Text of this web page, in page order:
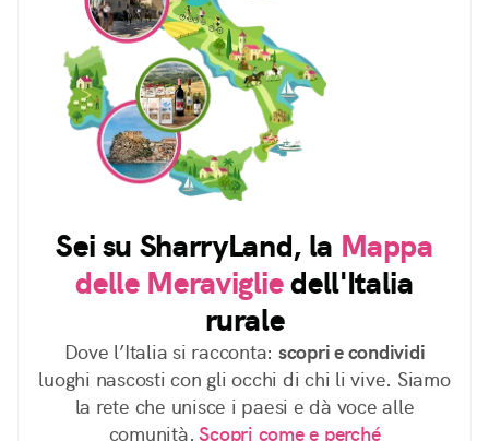
Sei su SharryLand, la Mappa
delle Meravigliedell'Italia
rurale
Dove l’Italia si racconta: scopri e condividi
luoghi nascosti con gli occhi di chi li vive. Siamo
la rete che unisce i paesi e dà voce alle
comunità. Scopri come e perché